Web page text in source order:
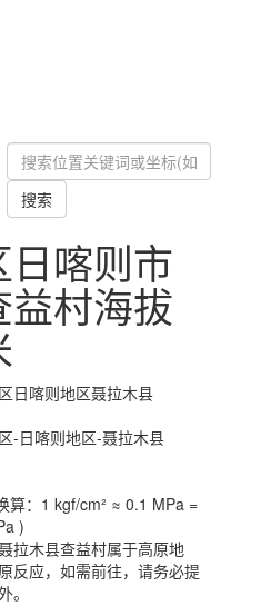
搜索
喀则市
村海拔
日喀则地区聂拉木县
-日喀则地区-聂拉木县
算：1 kgf/cm² ≈ 0.1 MPa =
)
拉木县查益村属于高原地
反应，如需前往，请务必提
。